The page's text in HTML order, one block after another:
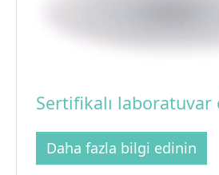
Sertifikalı laboratuvar
Daha fazla bilgi edinin